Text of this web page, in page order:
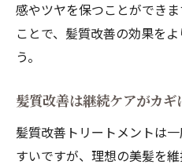
感やツヤを保つことができ
ことで、髪質改善の効果を
う。
髪質改善は継続ケアがカギ
髪質改善トリートメントは
すいですが、理想の美髪を